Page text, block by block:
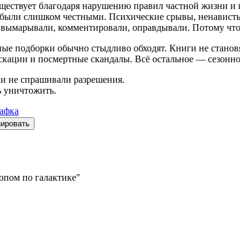
благодаря нарушению правил частной жизни
слишком честными. Психические срывы, ненависть
вымарывали, комментировали, оправдывали. Потому
подборки обычно стыдливо обходят. Книги не
и посмертные скандалы. Всё остальное —
не спрашивали разрешения.
по галактике"